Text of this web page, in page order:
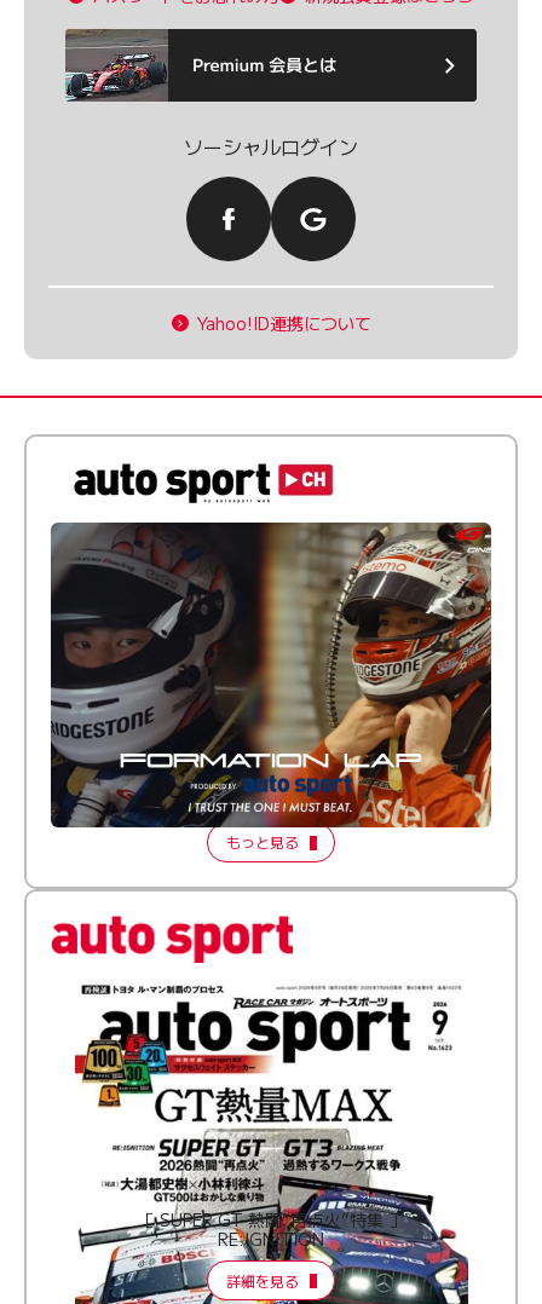
ソーシャルログイン
Yahoo!ID連携について
倒す相手を、信じてる。小林利徠斗 × 野村勇斗
【FORMATION LAP Produced by auto sport】
2026 Episode 2
もっと見る
［ SUPER GT 熱闘“再点火”特集 ］
RE:IGNITION
詳細を見る